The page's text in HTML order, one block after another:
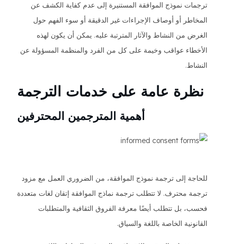
ترجمات نموذج الموافقة المستنيرة إلى عدم كفاية الكشف عن
المخاطر أو أوصاف الإجراءات غير الدقيقة أو سوء الفهم حول
الغرض من النشاط والآثار المترتبة عليه. يمكن أن يكون لهذه
الأخطاء عواقب وخيمة على كل من الفرد والمنظمة المسؤولة عن
النشاط.
نظرة عامة على خدمات الترجمة
أهمية المترجمين المحترفين
للحاجة إلى ترجمة نموذج الموافقة، من الضروري العمل مع مزود
ترجمة محترف. لا تتطلب ترجمة نماذج الموافقة إتقان لغات متعددة
فحسب، بل تتطلب أيضًا معرفة الفروق الثقافية والمتطلبات
القانونية الخاصة باللغة والسياق.